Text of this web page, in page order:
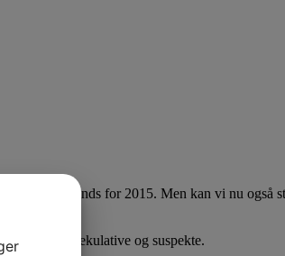
Google Trends for 2015. Men kan vi nu også
mere spekulative og suspekte.